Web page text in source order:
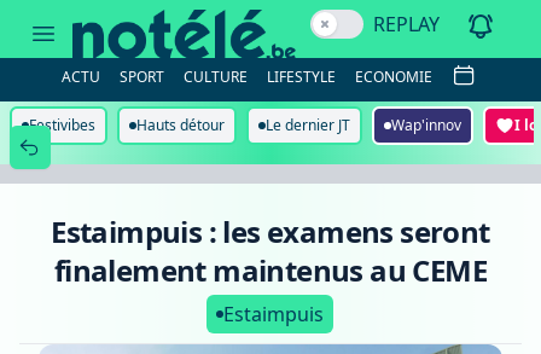
finalement
maintenus
CEME
REPLAY
ACTU SPORT CULTURE LIFESTYLE ECONOMIE
Festivibes Hauts détour Le dernier JT Wap'innov I
Estaimpuis : les examens seront
finalement maintenus au CEME
Estaimpuis